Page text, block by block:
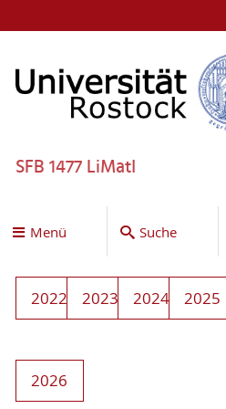
SFB 1477 LiMatI
Menü Suche
2022 2023 2024 2025
2026